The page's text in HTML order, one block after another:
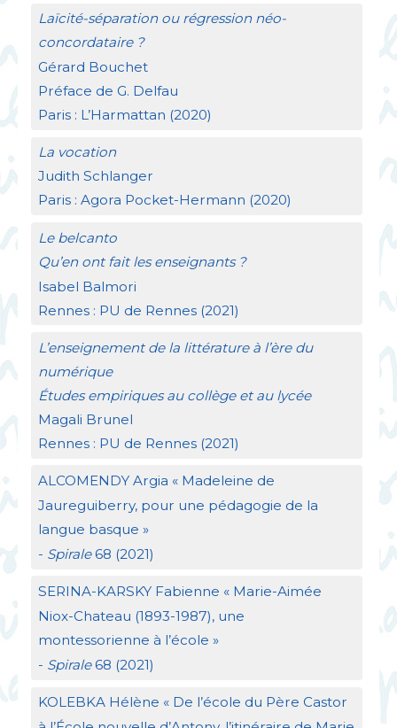
Laïcité-séparation ou régression néo-
concordataire ?
Gérard Bouchet
Préface de G. Delfau
Paris : L’Harmattan (2020)
La vocation
Judith Schlanger
Paris : Agora Pocket-Hermann (2020)
Le belcanto
Qu’en ont fait les enseignants ?
Isabel Balmori
Rennes : PU de Rennes (2021)
L’enseignement de la littérature à l’ère du
numérique
Études empiriques au collège et au lycée
Magali Brunel
Rennes : PU de Rennes (2021)
ALCOMENDYArgia « Madeleine de
Jaureguiberry, pour une pédagogie de la
langue basque »
- Spirale68 (2021)
SERINA-KARSKYFabienne « Marie-Aimée
Niox-Chateau (1893-1987), une
montessorienne à l’école »
- Spirale68 (2021)
KOLEBKAHélène « De l’école du Père Castor